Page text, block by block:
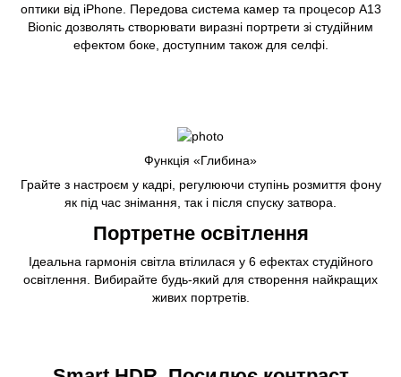
оптики від iPhone. Передова система камер та процесор А13
Bionic дозволять створювати виразні портрети зі студійним
ефектом боке, доступним також для селфі.
Функція «Глибина»
Грайте з настроєм у кадрі, регулюючи ступінь розмиття фону
як під час знімання, так і після спуску затвора.
Портретне освітлення
Ідеальна гармонія світла втілилася у 6 ефектах студійного
освітлення. Вибирайте будь-який для створення найкращих
живих портретів.